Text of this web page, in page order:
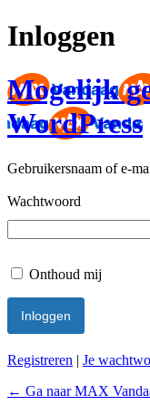
Inloggen
Mogelijk
WordPress
Gebruikersnaam of e-
Wachtwoord
Onthoud mij
Registreren | Je
← Ga naar MAX